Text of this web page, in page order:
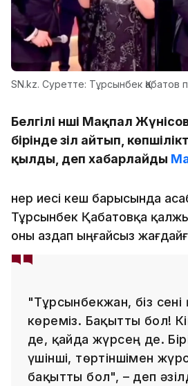
SN.kz. Суретте: Тұрсынбек Қабатов
Белгілі әнші Мақпал
бірінде әзіл айтып,
қылды, деп хабарлайды
Өнер иесі кеш барысында
Тұрсынбек Қабатовқа
оны аздап ыңғайсыз
"Тұрсынбекжан, біз
көреміз. Бақытты бол!
де, қайда жүрсең де.
үшінші, төртіншімен
бақытты бол", – деп